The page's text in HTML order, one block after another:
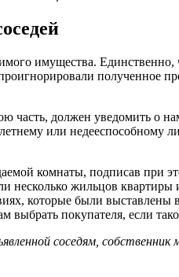
имущества. Единственно,
полученное
часть, должен уведомить о
или недееспособному
комнаты, подписав при
несколько жильцов квартиры
которые были
покупателя, если
соседям,